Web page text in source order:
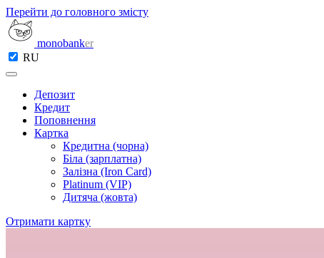
Перейти до головного змісту
monobanker
RU
Депозит
Кредит
Поповнення
Картка
Кредитна (чорна)
Біла (зарплатна)
Залізна (Iron Card)
Platinum (VIP)
Дитяча (жовта)
Отримати картку